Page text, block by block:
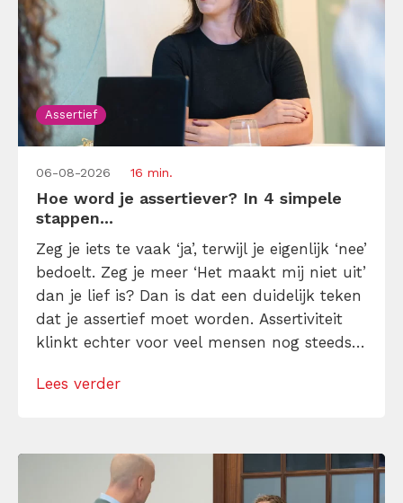
Assertief
06-08-2026 16 min.
Hoe word je assertiever? In 4 simpele
stappen...
Zeg je iets te vaak ‘ja’, terwijl je eigenlijk ‘nee’
bedoelt. Zeg je meer ‘Het maakt mij niet uit’
dan je lief is? Dan is dat een duidelijk teken
dat je assertief moet worden. Assertiviteit
klinkt echter voor veel mensen nog steeds
maar dat is niet zo. Assertiviteit draait juist
Lees verder